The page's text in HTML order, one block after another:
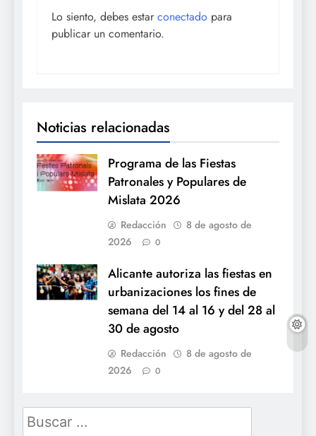
Lo siento, debes estar conectado para
publicar un comentario.
Noticias relacionadas
Programa de las Fiestas
Patronales y Populares de
Mislata 2026
Redacción
8 de agosto de
2026
0
Alicante autoriza las fiestas en
urbanizaciones los fines de
semana del 14 al 16 y del 28 al
30 de agosto
Redacción
8 de agosto de
2026
0
Buscar: